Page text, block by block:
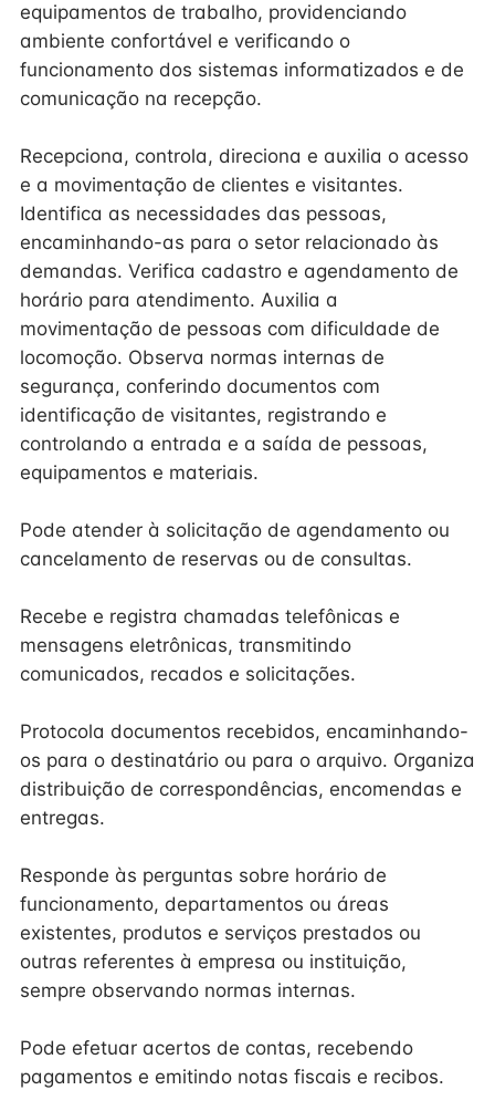
equipamentos de trabalho, providenciando
ambiente confortável e verificando o
funcionamento dos sistemas informatizados e de
comunicação na recepção.
Recepciona, controla, direciona e auxilia o acesso
e a movimentação de clientes e visitantes.
Identifica as necessidades das pessoas,
encaminhando-as para o setor relacionado às
demandas. Verifica cadastro e agendamento de
horário para atendimento. Auxilia a
movimentação de pessoas com dificuldade de
locomoção. Observa normas internas de
segurança, conferindo documentos com
identificação de visitantes, registrando e
controlando a entrada e a saída de pessoas,
equipamentos e materiais.
Pode atender à solicitação de agendamento ou
cancelamento de reservas ou de consultas.
Recebe e registra chamadas telefônicas e
mensagens eletrônicas, transmitindo
comunicados, recados e solicitações.
Protocola documentos recebidos, encaminhando-
os para o destinatário ou para o arquivo. Organiza
distribuição de correspondências, encomendas e
entregas.
Responde às perguntas sobre horário de
funcionamento, departamentos ou áreas
existentes, produtos e serviços prestados ou
outras referentes à empresa ou instituição,
sempre observando normas internas.
Pode efetuar acertos de contas, recebendo
pagamentos e emitindo notas fiscais e recibos.